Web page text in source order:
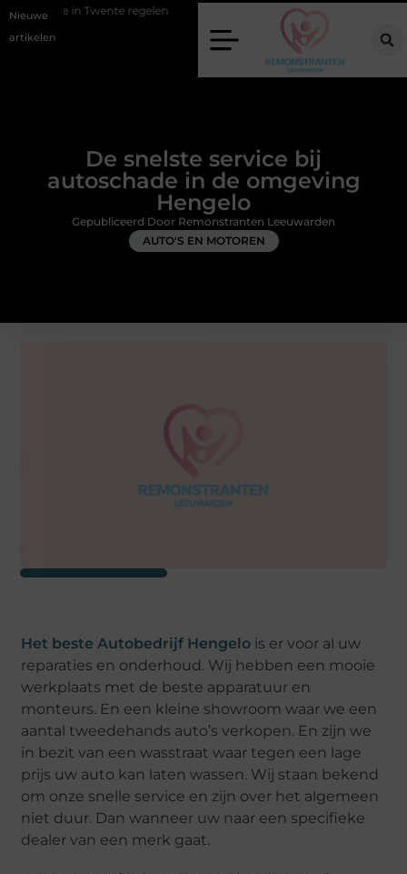
Nieuwe
artikelen
regelen Wat zero-click search betekent voor de toekomst van
De snelste service bij
autoschade in de omgeving
Hengelo
AUTO'S EN MOTOREN
Gepubliceerd Door Remonstranten Leeuwarden
Het beste Autobedrijf Hengelo is er voor al uw
reparaties en onderhoud. Wij hebben een mooie
werkplaats met de beste apparatuur en
monteurs. En een kleine showroom waar we een
aantal tweedehands auto’s verkopen. En zijn we
in bezit van een wasstraat waar tegen een lage
prijs uw auto kan laten wassen. Wij staan bekend
om onze snelle service en zijn over het algemeen
niet duur. Dan wanneer uw naar een specifieke
dealer van een merk gaat.